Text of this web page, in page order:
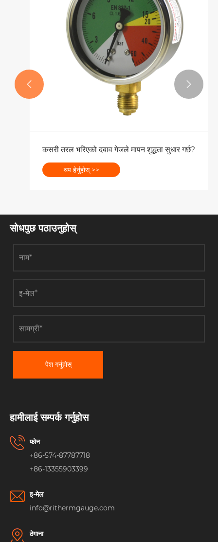
कसरी तरल भरिएको दबाव गेजले मापन शुद्धता सुधार गर्छ?
थप हेर्नुहोस् >>
 
सोधपुछ पठाउनुहोस्
पेश गर्नुहोस्
हामीलाई सम्पर्क गर्नुहोस
फोन
+86-574-87787718
+86-13355903399
इ-मेल
info@rithermgauge.com
ठेगाना